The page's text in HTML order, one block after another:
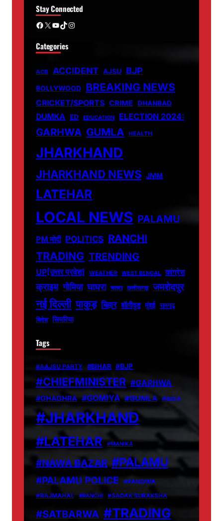
Stay Connected
Facebook X YouTube TikTok Instagram
Categories
ACB ACCIDENT AJSU BJP
BOLLYWOOD BREAKING NEWS
CRICKET/SPORTS CRIME DHANBAD
DUMKA ED EDUCATION ELECTION 2024:
GARHWA GUMLA HEALTH
JHARKHAND
JHARKHAND NEWS JMM
LATEHAR
LOCAL NEWS PALAMU
PM मोदी POLITICS RANCHI
TRADING TRENDING
UP[उत्तर प्रदेश] WEATHER WEST BENGAL कांग्रेस
क्राइम गोमिया घाघरा चतरा छत्तीसगढ़ जमशेदपुर
नई दिल्ली पाकुड़ बिहार बॉलीवुड मुंबई रामगढ़
विदेश सिमरिया
Tags
#AAJSU PARTY #BIHAR #BJP
#CHIEFMINISTER #GARHWA
#GHAGHRA #GOMIYA #GUMLA #INDIA
#JHARKHAND
#LATEHAR #MANIKA
#NAWA BAZAR #PALAMU
#PALAMU POLICE
#PANDWA
#RAJMAHAL
#RANCHI #SADAK SURAKSHA
#SATBARWA #TRADING